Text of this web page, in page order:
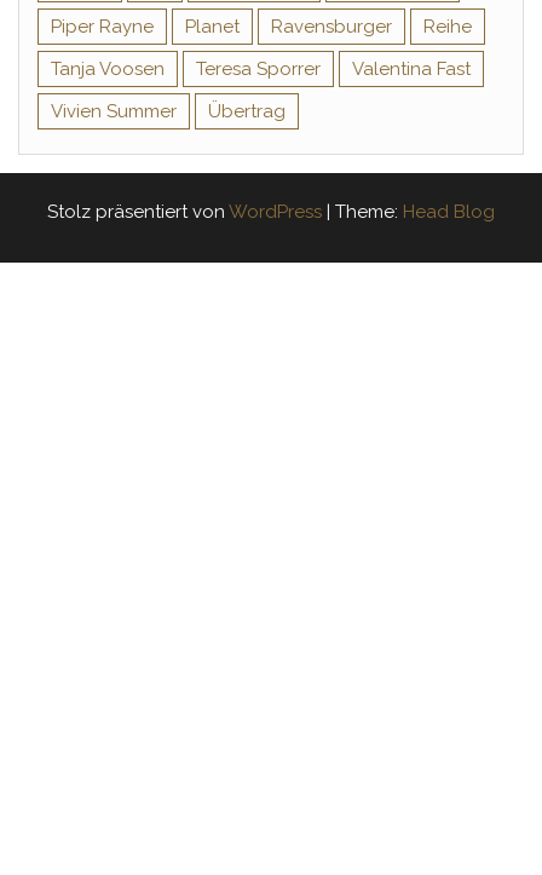
Piper Rayne
Planet Ravensburger
Reihe
Tanja Voosen
Teresa Sporrer
Valentina Fast
Vivien Summer
Übertrag
Stolz präsentiert von WordPress Theme: Head Blog